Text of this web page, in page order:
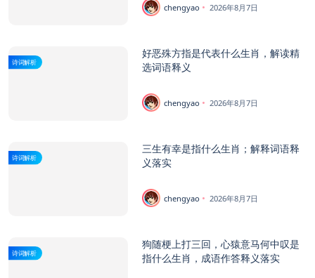
chengyao 2026年8月7日
诗词解析
好恶殊方指是代表什么生肖，解读精
选词语释义
chengyao 2026年8月7日
诗词解析
三生有幸是指什么生肖；解释词语释
义落实
chengyao 2026年8月7日
诗词解析
狗随梗上打三回，心猿意马何中叹是
指什么生肖，成语作答释义落实